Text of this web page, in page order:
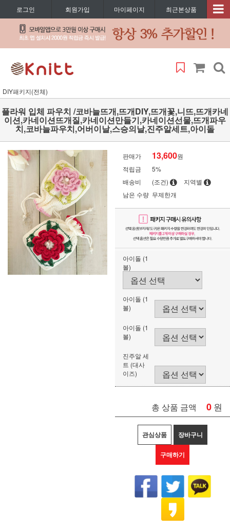
로그인 회원가입 마이페이지 최근본상품
DIY패키지(전체)
플라워 입체 파우치 /코바늘뜨개,뜨개DIY,뜨개꽃,니뜨,뜨개카네
이션,카네이션뜨개질,카네이션만들기,카네이션선물,뜨개파우
치,코바늘파우치,어버이날,스승의날,진주알세트,아이돌
판매가 13,600원
적립금
5%
배송비
(조건)
지역별
남은 수량 무제한개
아이돌 (1
볼)
아이돌 (1
볼)
아이돌 (1
볼)
진주알 세
트 (대사
이즈)
총 상품 금액 0 원
관심상품 장바구니
구매하기